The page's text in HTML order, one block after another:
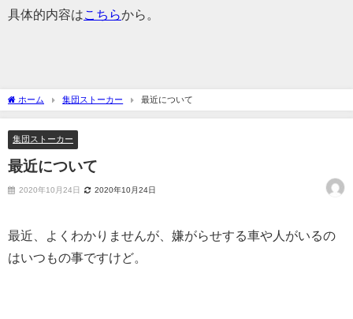
具体的内容は こちらから。
ホーム 集団ストーカー 最近について
集団ストーカー
最近について
2020年10月24日 2020年10月24日
最近、よくわかりませんが、嫌がらせする車や人がいるの
はいつもの事ですけど。